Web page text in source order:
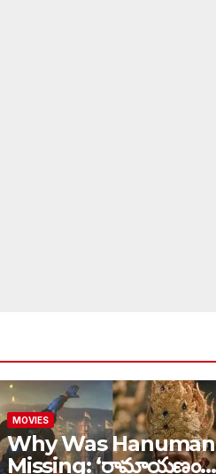
MOVIES
Why Was Hanuman
Missing: ‘రామాయణం’